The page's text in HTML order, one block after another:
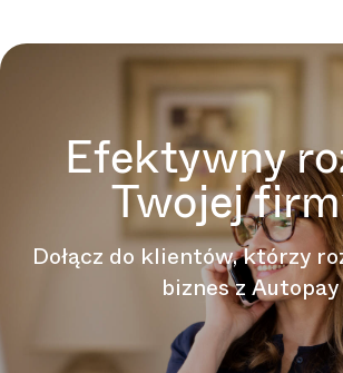
Efektywny
Twojej
Dołącz do klientów, którzy
biznes z Autopay